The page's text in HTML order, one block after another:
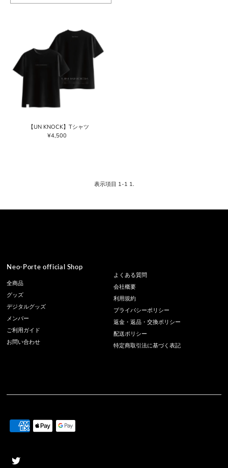
古い商品順
【UN KNOCK】Tシャツ
通
¥4,500
表示項目 1-1 1.
Neo-Porte official Shop
全商品
グッズ
デジタルグッズ
メンバー
ご利用ガイド
お問い合わせ
よくある質問
会社概要
利用規約
プライバシーポリシー
返金・返品・交換ポリシー
配送ポリシー
特定商取引法に基づく表記